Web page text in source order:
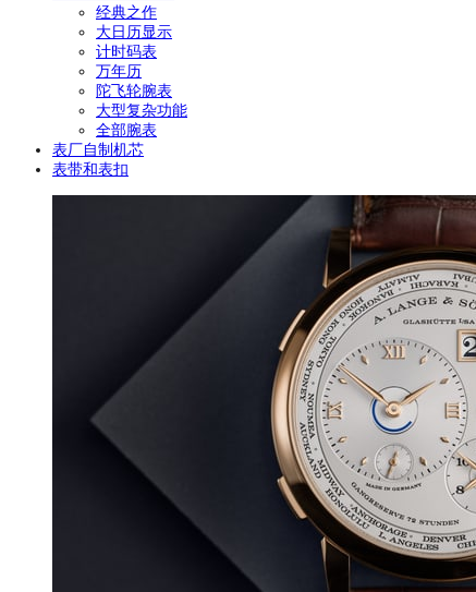
经典之作
大日历显示
计时码表
万年历
陀飞轮腕表
大型复杂功能
全部腕表
表厂自制机芯
表带和表扣